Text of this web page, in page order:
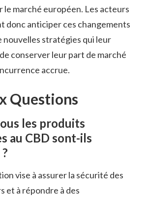
le marché européen. Les acteurs
donc anticiper ces changements
nouvelles stratégies qui leur
conserver leur part de marché
accrue.
Questions
les produits
au CBD sont-ils
vise à assurer la sécurité des
et à répondre à des